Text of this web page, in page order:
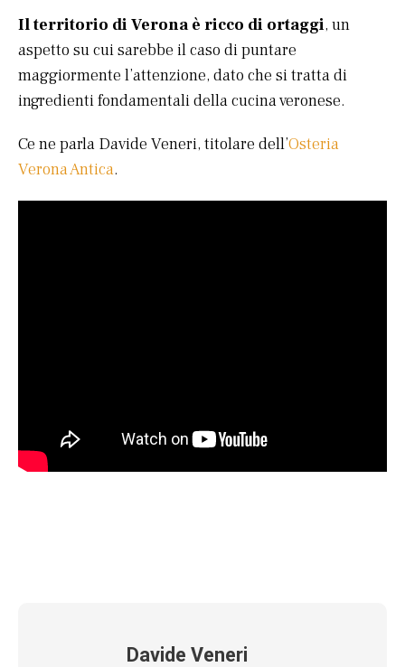
Il territorio di Verona è ricco di ortaggi, un
aspetto su cui sarebbe il caso di puntare
maggiormente l’attenzione, dato che si tratta di
ingredienti fondamentali della cucina veronese.
Ce ne parla Davide Veneri, titolare dell’Osteria
Verona Antica.
Davide Veneri